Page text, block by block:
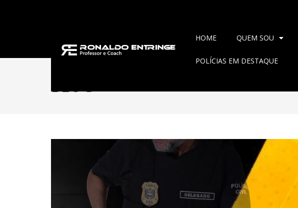
HOME QUEM SOU
POLÍCIAS EM DESTAQUE
BLOG